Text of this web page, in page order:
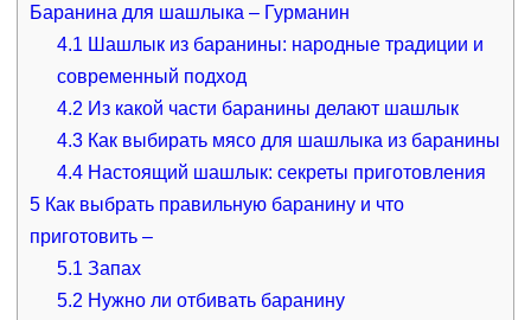
Баранина для шашлыка – Гурманин
4.1 Шашлык из баранины: народные традиции и
современный подход
4.2 Из какой части баранины делают шашлык
4.3 Как выбирать мясо для шашлыка из баранины
4.4 Настоящий шашлык: секреты приготовления
5Как выбрать правильную баранину и что
приготовить –
5.1 Запах
5.2 Нужно ли отбивать баранину